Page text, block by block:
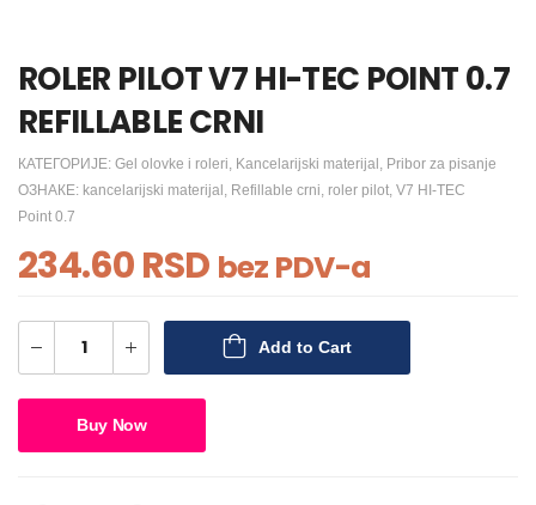
ROLER PILOT V7 HI-TEC POINT 0.7
REFILLABLE CRNI
КАТЕГОРИЈЕ: Gel olovke i roleri Kancelarijski materijal Pribor za pisanje
ОЗНАКЕ: kancelarijski materijal Refillable crni roler pilot V7 HI-TEC
Point 0.7
234.60RSD bez PDV-a
Add to Cart
Buy Now